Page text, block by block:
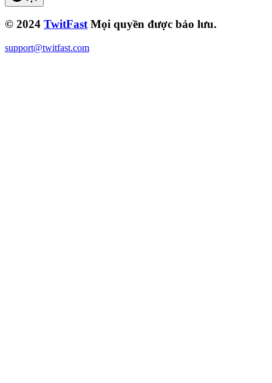
© 2024 TwitFast Mọi quyền được bảo lưu.
support@twitfast.com